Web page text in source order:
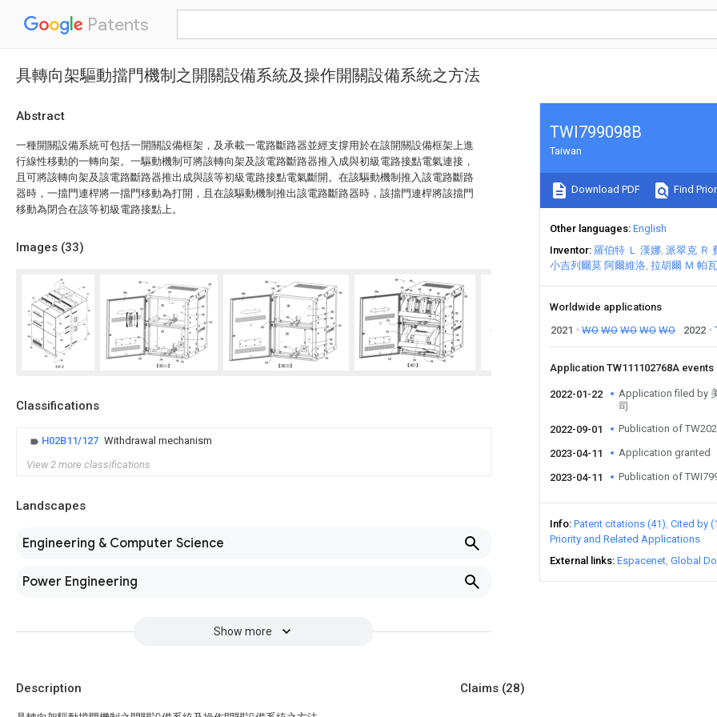
Patents
具轉向架驅動擋門機制之開關設備系統及操作開關設備系統之方法
Abstract
一種開關設備系統可包括一開關設備框架，及承載一電路斷路器並經支撐用於在該開關設備框架上進
行線性移動的一轉向架。一驅動機制可將該轉向架及該電路斷路器推入成與初級電路接點電氣連接，
且可將該轉向架及該電路斷路器推出成與該等初級電路接點電氣斷開。在該驅動機制推入該電路斷路
器時，一擋門連桿將一擋門移動為打開，且在該驅動機制推出該電路斷路器時，該擋門連桿將該擋門
移動為閉合在該等初級電路接點上。
Images (33)
Classifications
H02B11/127 Withdrawal mechanism
View 2 more classifications
Landscapes
Engineering & Computer Science
Power Engineering
Show more
TWI799098B
Taiwan
Download PDF Find
Other languages English
Inventor 羅伯特 Ｌ 漢娜 派翠克 Ｒ
小吉列爾莫 阿爾維洛 拉胡爾 Ｍ 帕
Worldwide applications
2021
WO WO WO WO WO 2022
Application TW111102768A events
2022-01-22
Application filed by
司
2022-09-01
Publication of
2023-04-11 Application granted
2023-04-11 Publication of
Info Patent citations (41) Cited by
Priority and Related Applications
External links Espacenet Global
Description Claims (28)